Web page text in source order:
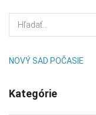
NOVÝ SAD POČASIE
Kategórie